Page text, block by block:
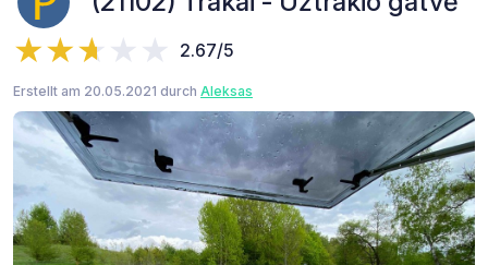
2.67/5
Erstellt am 20.05.2021 durch Aleksas